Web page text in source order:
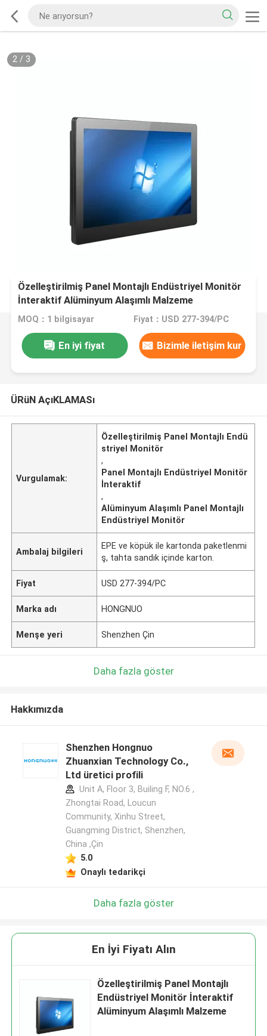
2/ 3
Özelleştirilmiş Panel Montajlı Endüstriyel Monitör
İnteraktif Alüminyum Alaşımlı Malzeme
MOQ：1 bilgisayar Fiyat：USD 277-394/PC
En iyi fiyat Bizimle iletişim kur
ÜRüN AçıKLAMASı
Vurgulamak:
Özelleştirilmiş Panel Montajlı Endü
striyel Monitör
,
Panel Montajlı Endüstriyel Monitör
İnteraktif
,
Alüminyum Alaşımlı Panel Montajlı
Endüstriyel Monitör
Ambalaj bilgileri
EPE ve köpük ile kartonda paketlenmi
ş, tahta sandık içinde karton.
Fiyat USD 277-394/PC
Marka adı HONGNUO
Menşe yeri Shenzhen Çin
Daha fazla göster
Hakkımızda
Shenzhen Hongnuo
Zhuanxian Technology Co.,
Ltd üretici profili
Unit A, Floor 3, Builing F, NO.6 ,
Zhongtai Road, Loucun
Community, Xinhu Street,
Guangming District, Shenzhen,
China ,Çin
5.0
Onaylı tedarikçi
Daha fazla göster
En İyi Fiyatı Alın
Özelleştirilmiş Panel Montajlı
Endüstriyel Monitör İnteraktif
Alüminyum Alaşımlı Malzeme